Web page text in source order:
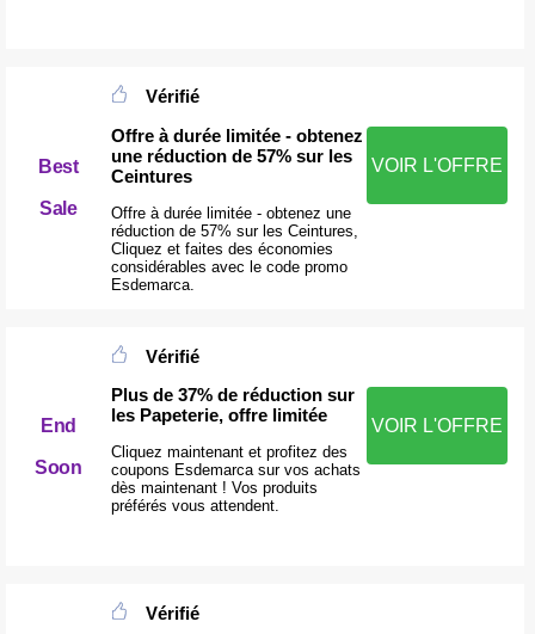
Best
Sale
Vérifié
Offre à durée limitée - obtenez
une réduction de 57% sur les
Ceintures
Offre à durée limitée - obtenez une
réduction de 57% sur les Ceintures,
Cliquez et faites des économies
considérables avec le code promo
Esdemarca.
VOIR L'OFFRE
End
Soon
Vérifié
Plus de 37% de réduction sur
les Papeterie, offre limitée
Cliquez maintenant et profitez des
coupons Esdemarca sur vos achats
dès maintenant ! Vos produits
préférés vous attendent.
VOIR L'OFFRE
Vérifié